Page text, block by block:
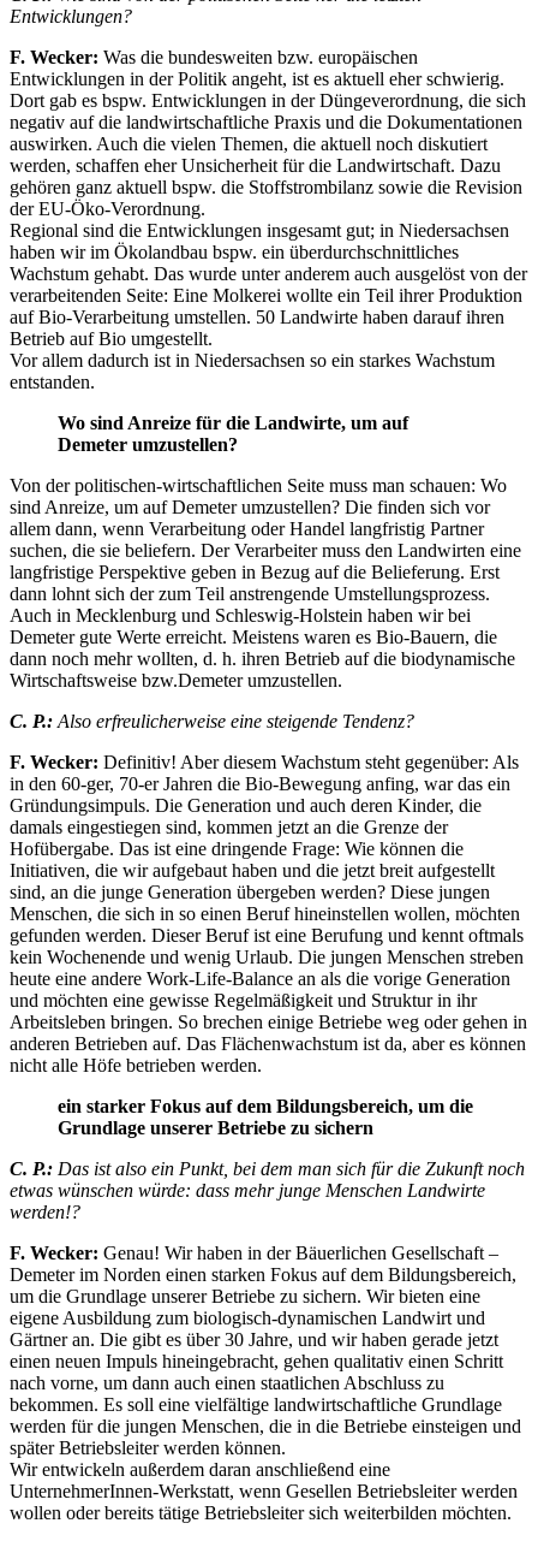
Entwicklungen?
F. Wecker: Was die bundesweiten bzw. europäischen
Entwicklungen in der Politik angeht, ist es aktuell eher schwierig.
Dort gab es bspw. Entwicklungen in der Düngeverordnung, die sich
negativ auf die landwirtschaftliche Praxis und die Dokumentationen
auswirken. Auch die vielen Themen, die aktuell noch diskutiert
werden, schaffen eher Unsicherheit für die Landwirtschaft. Dazu
gehören ganz aktuell bspw. die Stoffstrombilanz sowie die Revision
der EU-Öko-Verordnung.
Regional sind die Entwicklungen insgesamt gut; in Niedersachsen
haben wir im Ökolandbau bspw. ein überdurchschnittliches
Wachstum gehabt. Das wurde unter anderem auch ausgelöst von der
verarbeitenden Seite: Eine Molkerei wollte ein Teil ihrer Produktion
auf Bio-Verarbeitung umstellen. 50 Landwirte haben darauf ihren
Betrieb auf Bio umgestellt.
Vor allem dadurch ist in Niedersachsen so ein starkes Wachstum
entstanden.
Wo sind Anreize für die Landwirte, um auf
Demeter umzustellen?
Von der politischen-wirtschaftlichen Seite muss man schauen: Wo
sind Anreize, um auf Demeter umzustellen? Die finden sich vor
allem dann, wenn Verarbeitung oder Handel langfristig Partner
suchen, die sie beliefern. Der Verarbeiter muss den Landwirten eine
langfristige Perspektive geben in Bezug auf die Belieferung. Erst
dann lohnt sich der zum Teil anstrengende Umstellungsprozess.
Auch in Mecklenburg und Schleswig-Holstein haben wir bei
Demeter gute Werte erreicht. Meistens waren es Bio-Bauern, die
dann noch mehr wollten, d. h. ihren Betrieb auf die biodynamische
Wirtschaftsweise bzw.Demeter umzustellen.
C. P.: Also erfreulicherweise eine steigende Tendenz?
F. Wecker: Definitiv! Aber diesem Wachstum steht gegenüber: Als
in den 60-ger, 70-er Jahren die Bio-Bewegung anfing, war das ein
Gründungsimpuls. Die Generation und auch deren Kinder, die
damals eingestiegen sind, kommen jetzt an die Grenze der
Hofübergabe. Das ist eine dringende Frage: Wie können die
Initiativen, die wir aufgebaut haben und die jetzt breit aufgestellt
sind, an die junge Generation übergeben werden? Diese jungen
Menschen, die sich in so einen Beruf hineinstellen wollen, möchten
gefunden werden. Dieser Beruf ist eine Berufung und kennt oftmals
kein Wochenende und wenig Urlaub. Die jungen Menschen streben
heute eine andere Work-Life-Balance an als die vorige Generation
und möchten eine gewisse Regelmäßigkeit und Struktur in ihr
Arbeitsleben bringen. So brechen einige Betriebe weg oder gehen in
anderen Betrieben auf. Das Flächenwachstum ist da, aber es können
nicht alle Höfe betrieben werden.
ein starker Fokus auf dem Bildungsbereich, um die
Grundlage unserer Betriebe zu sichern
C. P.: Das ist also ein Punkt, bei dem man sich für die Zukunft noch
etwas wünschen würde: dass mehr junge Menschen Landwirte
werden!?
F. Wecker: Genau! Wir haben in der Bäuerlichen Gesellschaft –
Demeter im Norden einen starken Fokus auf dem Bildungsbereich,
um die Grundlage unserer Betriebe zu sichern. Wir bieten eine
eigene Ausbildung zum biologisch-dynamischen Landwirt und
Gärtner an. Die gibt es über 30 Jahre, und wir haben gerade jetzt
einen neuen Impuls hineingebracht, gehen qualitativ einen Schritt
nach vorne, um dann auch einen staatlichen Abschluss zu
bekommen. Es soll eine vielfältige landwirtschaftliche Grundlage
werden für die jungen Menschen, die in die Betriebe einsteigen und
später Betriebsleiter werden können.
Wir entwickeln außerdem daran anschließend eine
UnternehmerInnen-Werkstatt, wenn Gesellen Betriebsleiter werden
wollen oder bereits tätige Betriebsleiter sich weiterbilden möchten.